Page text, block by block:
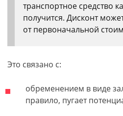
транспортное средство
получится. Дисконт
от первоначальной
Это связано с:
обременением в виде
правило, пугает